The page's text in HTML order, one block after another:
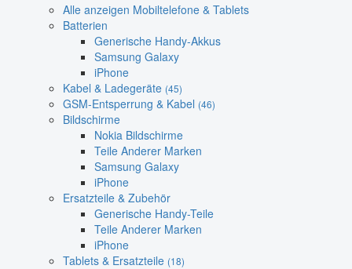
Alle anzeigen Mobiltelefone & Tablets
Batterien
Generische Handy-Akkus
Samsung Galaxy
iPhone
Kabel & Ladegeräte (45)
GSM-Entsperrung & Kabel (46)
Bildschirme
Nokia Bildschirme
Teile Anderer Marken
Samsung Galaxy
iPhone
Ersatzteile & Zubehör
Generische Handy-Teile
Teile Anderer Marken
iPhone
Tablets & Ersatzteile (18)